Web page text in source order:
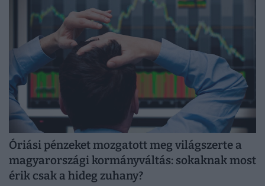
Óriási pénzeket mozgatott meg világszerte a
magyarországi kormányváltás: sokaknak most
érik csak a hideg zuhany?